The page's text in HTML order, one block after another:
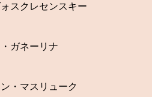
スクレセンスキー
ガネーリナ
・マスリューク